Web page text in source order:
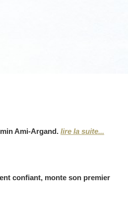
Ami-Argand. lire la suite...
confiant, monte son premier